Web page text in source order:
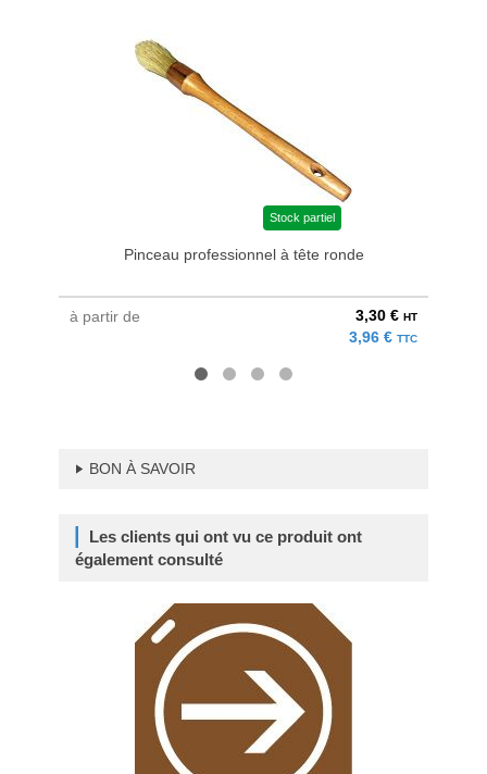
Stock partiel
Pinceau professionnel à tête ronde
à partir de 3,30 € HT
3,96 € TTC
BON À SAVOIR
Les clients qui ont vu ce produit ont
également consulté